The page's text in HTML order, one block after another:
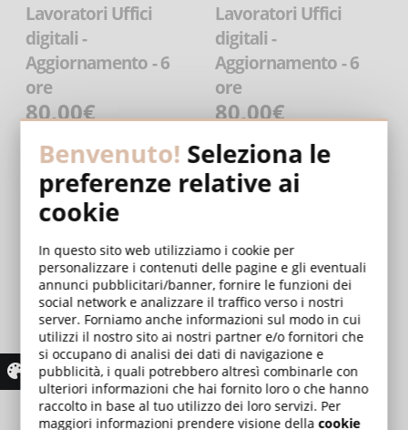
Lavoratori Uffici
digitali -
Aggiornamento - 6
ore
80,00€
E-LEARNING
Lavoratori Uffici
digitali -
Aggiornamento - 6
ore
80,00€
E-LEARNING
Suite Microsoft Office
150,00€
Benvenuto! Seleziona le
preferenze relative ai
cookie
In questo sito web utilizziamo i cookie per
personalizzare i contenuti delle pagine e gli eventuali
annunci pubblicitari/banner, fornire le funzioni dei
social network e analizzare il traffico verso i nostri
server. Forniamo anche informazioni sul modo in cui
utilizzi il nostro sito ai nostri partner e/o fornitori che
si occupano di analisi dei dati di navigazione e
pubblicità, i quali potrebbero altresì combinarle con
ulteriori informazioni che hai fornito loro o che hanno
raccolto in base al tuo utilizzo dei loro servizi. Per
maggiori informazioni prendere visione dellacookie